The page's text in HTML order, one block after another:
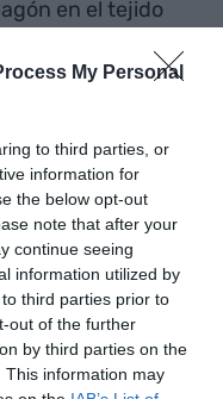
My Personal
to third parties, or
information for
the below opt-out
note that after your
continue seeing
information utilized by
third parties prior to
out of the further
by third parties on the
This information may
en el tejido
en el
y caso a caso,